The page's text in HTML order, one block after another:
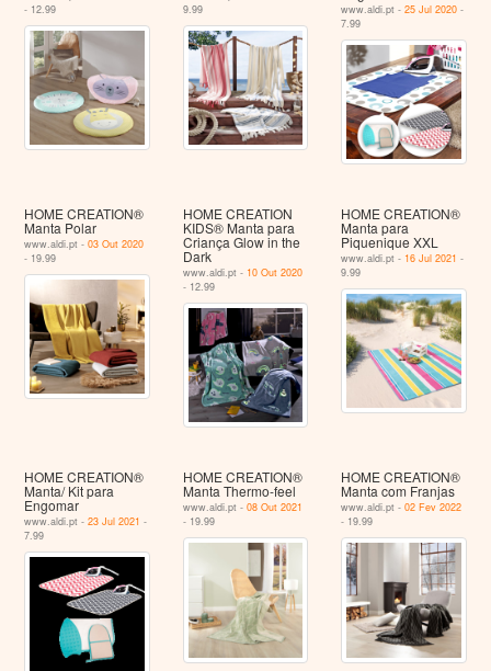
- 12.99
9.99
www.aldi.pt -25 Jul 2020 -
7.99
HOME CREATION®
Manta Polar
www.aldi.pt -03 Out 2020
- 19.99
HOME CREATION
KIDS® Manta para
Criança Glow in the
Dark
www.aldi.pt - 10 Out 2020
- 12.99
HOME CREATION®
Manta para
Piquenique XXL
www.aldi.pt - 16 Jul 2021 -
9.99
HOME CREATION®
Manta/ Kit para
Engomar
www.aldi.pt -23 Jul 2021 -
7.99
HOME CREATION®
Manta Thermo-feel
www.aldi.pt - 08 Out 2021
- 19.99
HOME CREATION®
Manta com Franjas
www.aldi.pt -02 Fev 2022
- 19.99